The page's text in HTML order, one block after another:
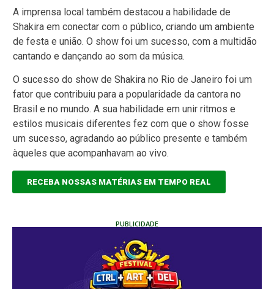
A imprensa local também destacou a habilidade de
Shakira em conectar com o público, criando um ambiente
de festa e união. O show foi um sucesso, com a multidão
cantando e dançando ao som da música.
O sucesso do show de Shakira no Rio de Janeiro foi um
fator que contribuiu para a popularidade da cantora no
Brasil e no mundo. A sua habilidade em unir ritmos e
estilos musicais diferentes fez com que o show fosse
um sucesso, agradando ao público presente e também
àqueles que acompanhavam ao vivo.
RECEBA NOSSAS MATÉRIAS EM TEMPO REAL
PUBLICIDADE